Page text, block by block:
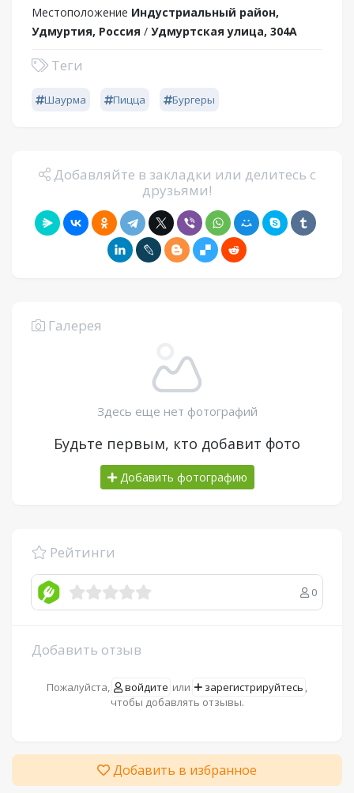
Местоположение Индустриальный район,
Удмуртия, Россия / Удмуртская улица, 304А
Теги
Шаурма Пицца Бургеры
Добавляйте в закладки или делитесь с
друзьями!
Галерея
Здесь еще нет фотографий
Будьте первым, кто добавит фото
Добавить фотографию
Рейтинги
0
Добавить отзыв
Пожалуйста, войдите или зарегистрируйтесь ,
чтобы добавлять отзывы.
Добавить в избранное